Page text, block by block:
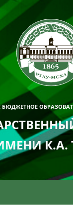
БЮДЖЕТНОЕ
К.А.